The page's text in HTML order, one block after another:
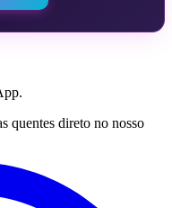
quentes direto no nosso